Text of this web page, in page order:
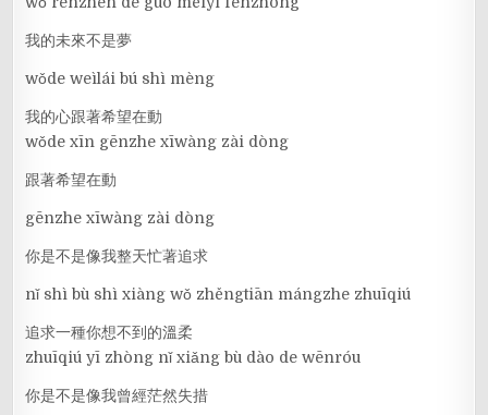
我的未來不是夢
wǒde weìlái bú shì mèng
我的心跟著希望在動
wǒde xīn gēnzhe xīwàng zài dòng
跟著希望在動
gēnzhe xīwàng zài dòng
你是不是像我整天忙著追求
nǐ shì bù shì xiàng wǒ zhěngtiān mángzhe zhuīqiú
追求一種你想不到的溫柔
zhuīqiú yī zhòng nǐ xiǎng bù dào de wēnróu
你是不是像我曾經茫然失措